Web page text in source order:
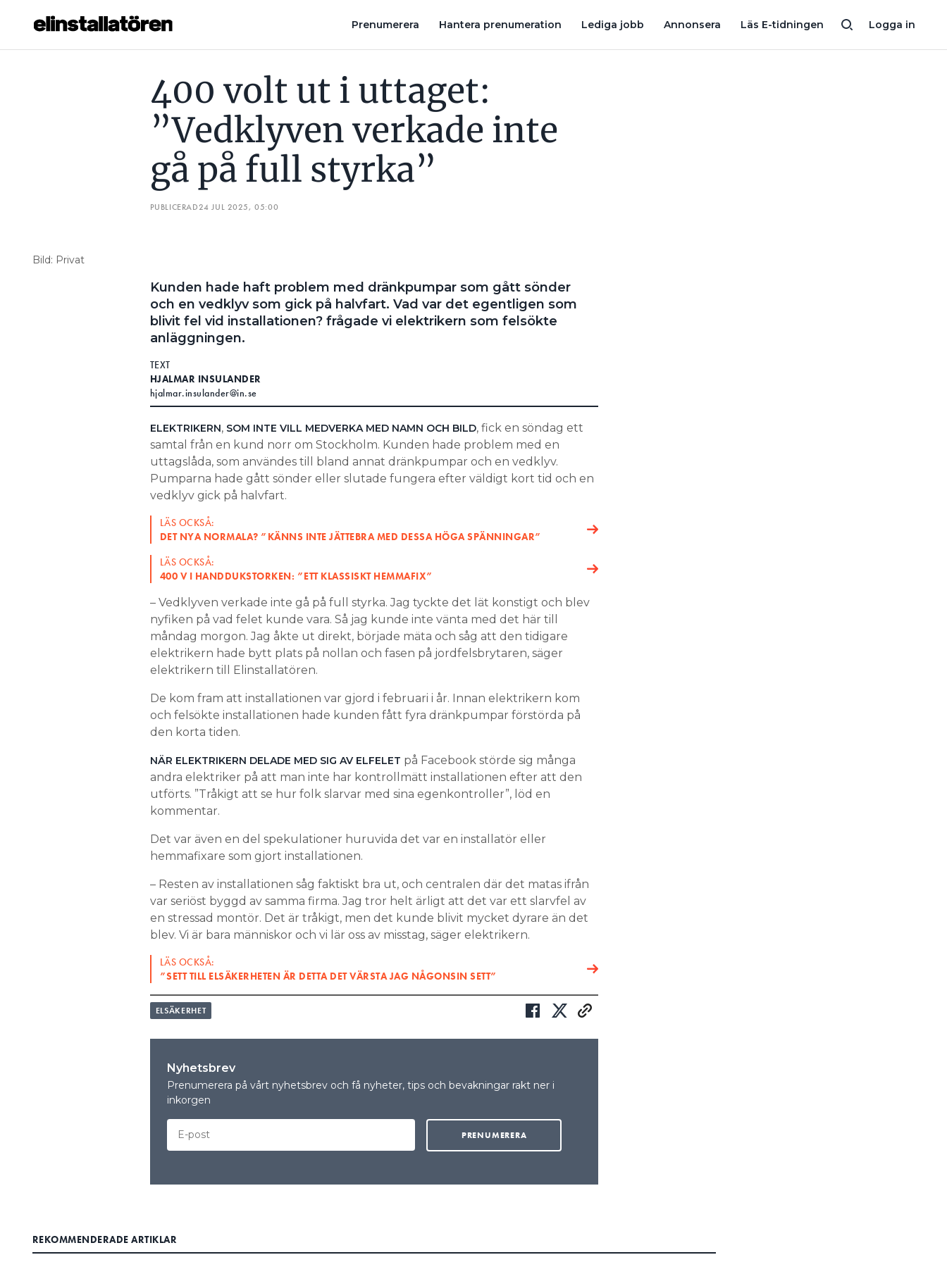
Logga in
Prenumerera Hantera prenumeration Lediga jobb Annonsera Läs E-tidningen
Hantera prenumeration
400 volt ut i uttaget:
”Vedklyven verkade inte
gå på full styrka”
PUBLICERAD24 JUL 2025, 05:00
Bild: Privat
Kunden hade haft problem med dränkpumpar som gått sönder
och en vedklyv som gick på halvfart. Vad var det egentligen som
blivit fel vid installationen? frågade vi elektrikern som felsökte
anläggningen.
TEXT
HJALMAR INSULANDER
hjalmar.insulander@in.se
ELEKTRIKERN, SOM INTE VILL MEDVERKA MED NAMN OCH BILD, fick en söndag ett
samtal från en kund norr om Stockholm. Kunden hade problem med en
uttagslåda, som användes till bland annat dränkpumpar och en vedklyv.
Pumparna hade gått sönder eller slutade fungera efter väldigt kort tid och en
vedklyv gick på halvfart.
LÄS OCKSÅ:
DET NYA NORMALA? ”KÄNNS INTE JÄTTEBRA MED DESSA HÖGA SPÄNNINGAR”
LÄS OCKSÅ:
400 V I HANDDUKSTORKEN: ”ETT KLASSISKT HEMMAFIX”
– Vedklyven verkade inte gå på full styrka. Jag tyckte det lät konstigt och blev
nyfiken på vad felet kunde vara. Så jag kunde inte vänta med det här till
måndag morgon. Jag åkte ut direkt, började mäta och såg att den tidigare
elektrikern hade bytt plats på nollan och fasen på jordfelsbrytaren, säger
elektrikern till Elinstallatören.
De kom fram att installationen var gjord i februari i år. Innan elektrikern kom
och felsökte installationen hade kunden fått fyra dränkpumpar förstörda på
den korta tiden.
NÄR ELEKTRIKERN DELADE MED SIG AV ELFELET på Facebook störde sig många
andra elektriker på att man inte har kontrollmätt installationen efter att den
utförts. ”Tråkigt att se hur folk slarvar med sina egenkontroller”, löd en
kommentar.
Det var även en del spekulationer huruvida det var en installatör eller
hemmafixare som gjort installationen.
– Resten av installationen såg faktiskt bra ut, och centralen där det matas ifrån
var seriöst byggd av samma firma. Jag tror helt ärligt att det var ett slarvfel av
en stressad montör. Det är tråkigt, men det kunde blivit mycket dyrare än det
blev. Vi är bara människor och vi lär oss av misstag, säger elektrikern.
LÄS OCKSÅ:
”SETT TILL ELSÄKERHETEN ÄR DETTA DET VÄRSTA JAG NÅGONSIN SETT”
ELSÄKERHET
Nyhetsbrev
Prenumerera på vårt nyhetsbrev och få nyheter, tips och bevakningar rakt ner i
inkorgen
REKOMMENDERADE ARTIKLAR
400 VOLT UT I UTTAGET: ”VEDKLYVEN VERKADE INTE GÅ PÅ FULL STYRKA” BILLIGT INSTALLERAD UTEBELYSNING: ”HUR VÅGAR MAN?” ”JAG BRUKAR SE EN DOSA ÖVERSPIKAD MED